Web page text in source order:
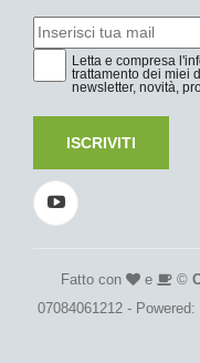
Letta e compresa
trattamento dei miei
newsletter, novità,
ISCRIVITI
Fatto con e ©
07084061212 - Powered: